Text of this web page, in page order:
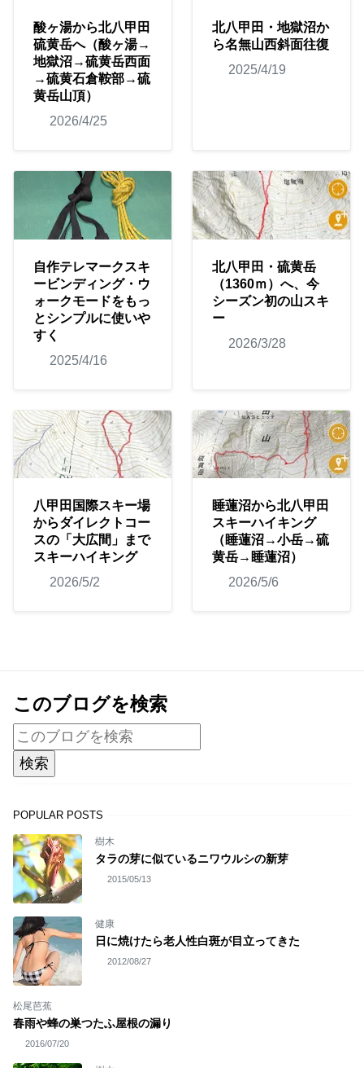
酸ヶ湯から北八甲田
硫黄岳へ（酸ヶ湯→
地獄沼→硫黄岳西面
→硫黄石倉鞍部→硫
黄岳山頂）
2026/4/25
北八甲田・地獄沼か
ら名無山西斜面往復
2025/4/19
自作テレマークスキ
ービンディング・ウ
ォークモードをもっ
とシンプルに使いや
すく
2025/4/16
北八甲田・硫黄岳
（1360ｍ）へ、今
シーズン初の山スキ
ー
2026/3/28
八甲田国際スキー場
からダイレクトコー
スの「大広間」まで
スキーハイキング
2026/5/2
睡蓮沼から北八甲田
スキーハイキング
（睡蓮沼→小岳→硫
黄岳→睡蓮沼）
2026/5/6
このブログを検索
POPULAR POSTS
樹木
タラの芽に似ているニワウルシの新芽
2015/05/13
健康
日に焼けたら老人性白斑が目立ってきた
2012/08/27
松尾芭蕉
春雨や蜂の巣つたふ屋根の漏り
2016/07/20